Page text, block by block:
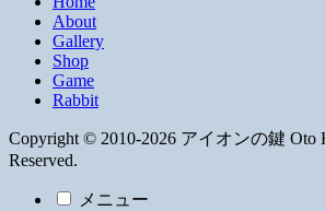
About
Gallery
Shop
Game
Rabbit
Copyright © 2010-2026 アイオンの鍵 Oto
Reserved.
メニュー